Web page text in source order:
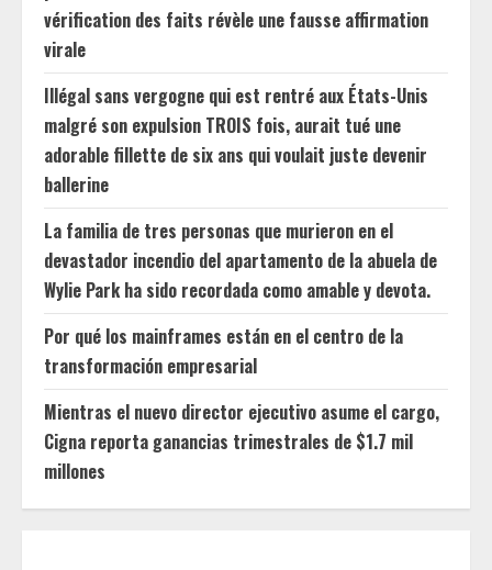
vérification des faits révèle une fausse affirmation
virale
Illégal sans vergogne qui est rentré aux États-Unis
malgré son expulsion TROIS fois, aurait tué une
adorable fillette de six ans qui voulait juste devenir
ballerine
La familia de tres personas que murieron en el
devastador incendio del apartamento de la abuela de
Wylie Park ha sido recordada como amable y devota.
Por qué los mainframes están en el centro de la
transformación empresarial
Mientras el nuevo director ejecutivo asume el cargo,
Cigna reporta ganancias trimestrales de $1.7 mil
millones